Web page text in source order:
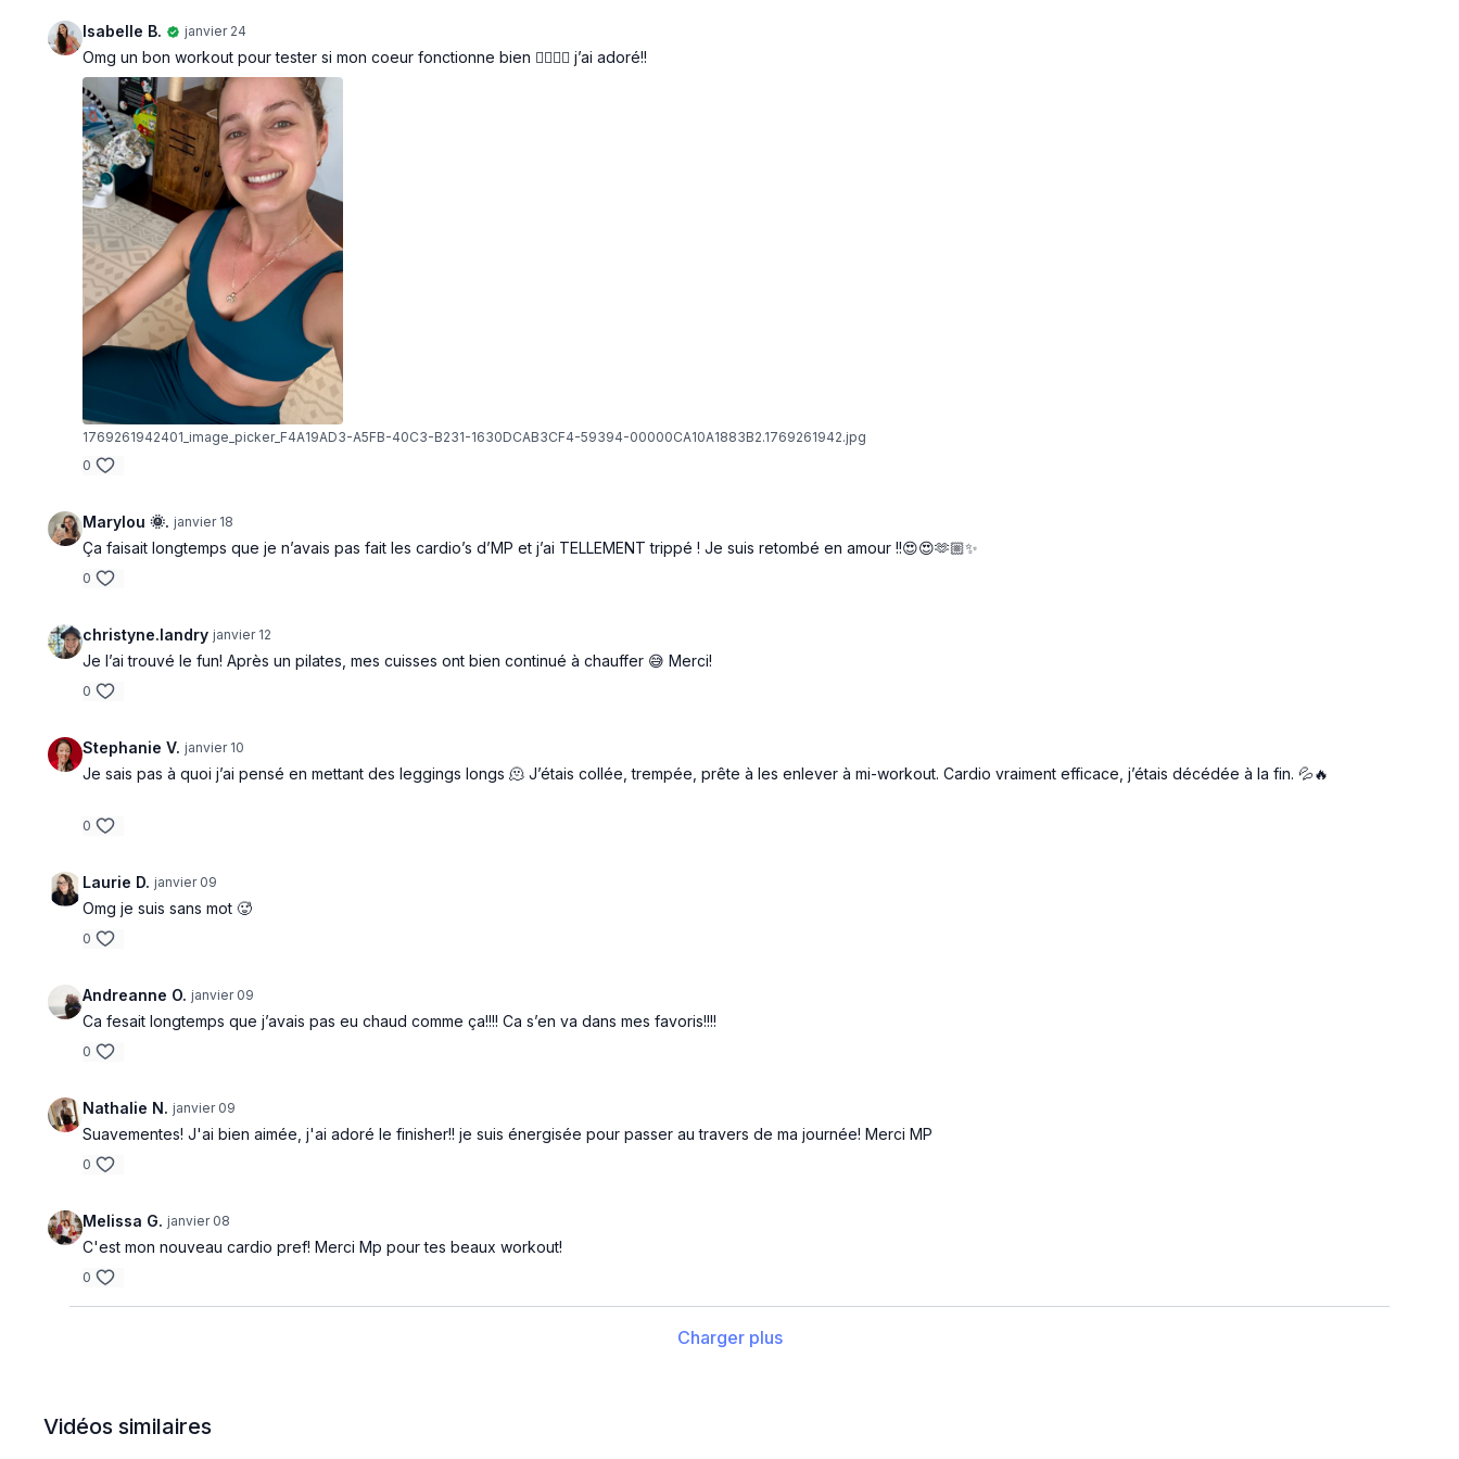
Isabelle B. janvier 24
Omg un bon workout pour tester si mon coeur fonctionne bien ❤️‍🔥❤️‍🔥 j’ai adoré!!
1769261942401_image_picker_F4A19AD3-A5FB-40C3-B231-1630DCAB3CF4-59394-00000CA10A1883B2.1769261942.jpg
0
Marylou 🌞. janvier 18
Ça faisait longtemps que je n’avais pas fait les cardio’s d’MP et j’ai TELLEMENT trippé ! Je suis retombé en amour !!😍😍🫶🏼✨
0
christyne.landry janvier 12
Je l’ai trouvé le fun! Après un pilates, mes cuisses ont bien continué à chauffer 😅 Merci!
0
Stephanie V. janvier 10
Je sais pas à quoi j’ai pensé en mettant des leggings longs 🫠 J’étais collée, trempée, prête à les enlever à mi-workout. Cardio vraiment efficace, j’étais décédée à la fin. 💦🔥
0
Laurie D. janvier 09
Omg je suis sans mot 🥵
0
Andreanne O. janvier 09
Ca fesait longtemps que j’avais pas eu chaud comme ça!!!! Ca s’en va dans mes favoris!!!!
0
Nathalie N. janvier 09
Suavementes! J'ai bien aimée, j'ai adoré le finisher!! je suis énergisée pour passer au travers de ma journée! Merci MP
0
Melissa G. janvier 08
C'est mon nouveau cardio pref! Merci Mp pour tes beaux workout!
0
Charger plus
Vidéos similaires